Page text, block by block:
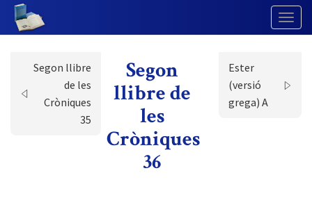
Segon llibre
de les
Cròniques
35
Segon
llibre de
les
Cròniques
36
Ester
(versió
grega) A